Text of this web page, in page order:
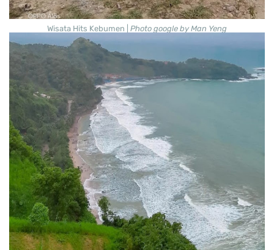
Wisata Hits Kebumen | Photo google by Man Yeng